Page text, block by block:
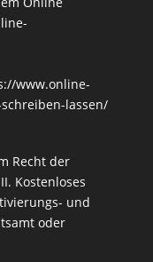
www.online-
lassen/
Recht der
Kostenloses
und
oder